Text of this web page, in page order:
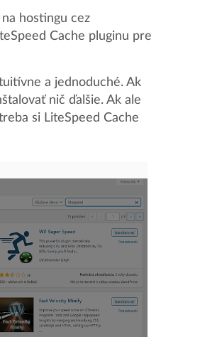
na hostingu cez
Cache pluginu pre
a jednoduché. Ak
nič ďalšie. Ak ale
si LiteSpeed Cache